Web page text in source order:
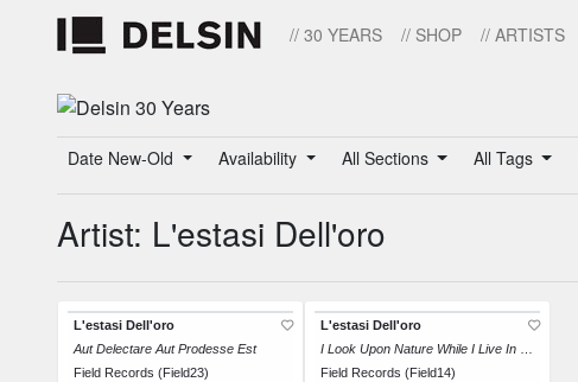
// 30 YEARS // SHOP // ARTISTS
Date New-Old Availability All Sections All Tags
Artist: L'estasi Dell'oro
L'estasi Dell'oro
Aut Delectare Aut Prodesse Est
Field Records (Field23)
L'estasi Dell'oro
Field Records (Field14)